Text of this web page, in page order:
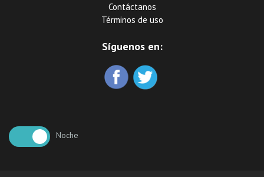
Contáctanos
Términos de uso
Síguenos en:
Noche